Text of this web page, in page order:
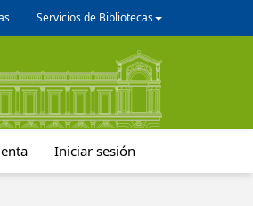
Servicios de Bibliotecas
Iniciar sesión